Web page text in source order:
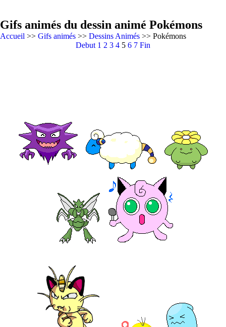
Gifs animés du dessin animé Pokémons
Accueil >> Gifs animés >> Dessins Animés >> Pokémons
Debut 1 2 3 4 5 6 7 Fin